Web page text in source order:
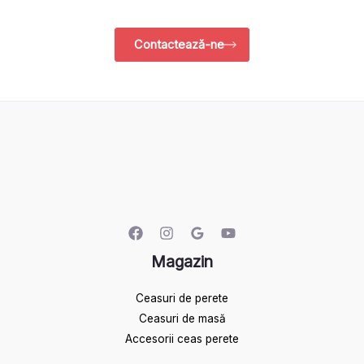
Contactează-ne
Magazin
Ceasuri de perete
Ceasuri de masă
Accesorii ceas perete